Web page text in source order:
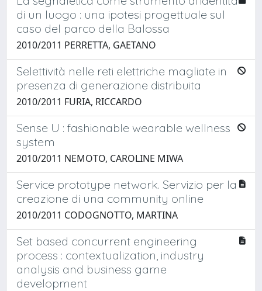
di un luogo : una ipotesi progettuale sul
caso del parco della Balossa
2010/2011 PERRETTA, GAETANO
Selettività nelle reti elettriche magliate in
presenza di generazione distribuita
2010/2011 FURIA, RICCARDO
Sense U : fashionable wearable wellness
system
2010/2011 NEMOTO, CAROLINE MIWA
Service prototype network. Servizio per la
creazione di una community online
2010/2011 CODOGNOTTO, MARTINA
Set based concurrent engineering
process : contextualization, industry
analysis and business game
development